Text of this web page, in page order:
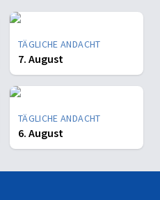
TÄGLICHE ANDACHT
7. August
TÄGLICHE ANDACHT
6. August